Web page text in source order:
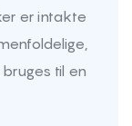
er intakte
til en